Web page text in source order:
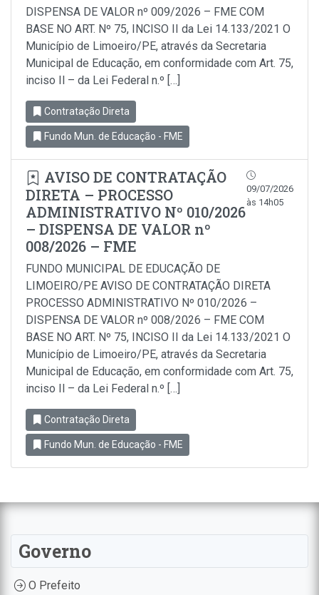
DISPENSA DE VALOR nº 009/2026 – FME COM
BASE NO ART. Nº 75, INCISO II da Lei 14.133/2021 O
Município de Limoeiro/PE, através da Secretaria
Municipal de Educação, em conformidade com Art. 75,
inciso Il – da Lei Federal n.º […]
Contratação Direta
Fundo Mun. de Educação - FME
AVISO DE CONTRATAÇÃO
DIRETA – PROCESSO
ADMINISTRATIVO Nº 010/2026
– DISPENSA DE VALOR nº
008/2026 – FME
09/07/2026
às 14h05
FUNDO MUNICIPAL DE EDUCAÇÃO DE
LIMOEIRO/PE AVISO DE CONTRATAÇÃO DIRETA
PROCESSO ADMINISTRATIVO Nº 010/2026 –
DISPENSA DE VALOR nº 008/2026 – FME COM
BASE NO ART. Nº 75, INCISO II da Lei 14.133/2021 O
Município de Limoeiro/PE, através da Secretaria
Municipal de Educação, em conformidade com Art. 75,
inciso Il – da Lei Federal n.º […]
Contratação Direta
Fundo Mun. de Educação - FME
Governo
O Prefeito